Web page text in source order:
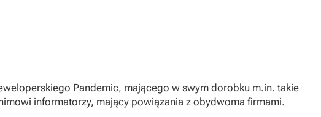
informatorzy, mający powiązania z obydwoma firmami.